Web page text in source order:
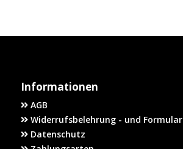
Informationen
AGB
Widerrufsbelehrung - und Formular
Datenschutz